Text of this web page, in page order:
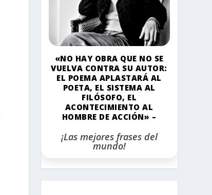
«NO HAY OBRA QUE NO SE
VUELVA CONTRA SU AUTOR:
EL POEMA APLASTARÁ AL
POETA, EL SISTEMA AL
FILÓSOFO, EL
ACONTECIMIENTO AL
HOMBRE DE ACCIÓN» –
¡Las mejores frases del
mundo!